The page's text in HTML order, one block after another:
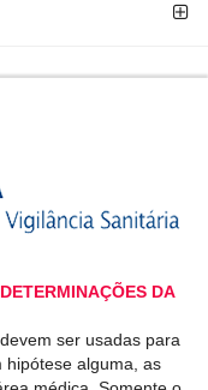
DA
ser usadas para
hipótese alguma, as